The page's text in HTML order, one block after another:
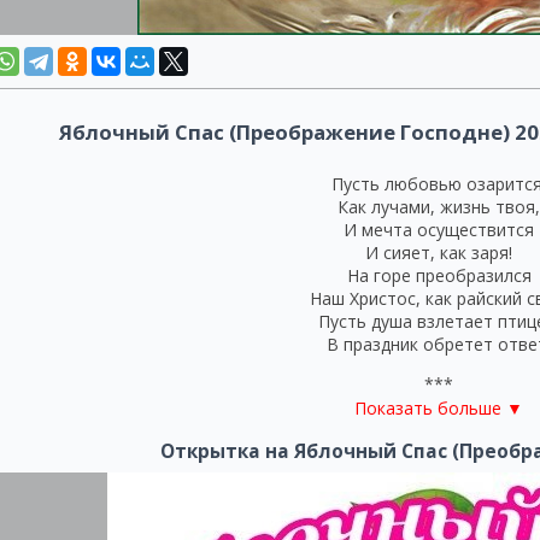
Руси праздник Яблочного спаса всегда сопровождался
не только большой Православный праздник, но и смену
Яблочный Спас (Преображение Господне)
Пусть любовью
Как лучами, жизнь твоя,
И мечта осуществится
И сияет, как заря!
На горе преобразился
Наш Христос, как райский
Пусть душа взлетает
В праздник обретет
***
Будет в наставление!
Поздравляю щедро вас
С Преображением.
Пусть любовь осветит
Показать больше ▼
Открытка на Яблочный Спас